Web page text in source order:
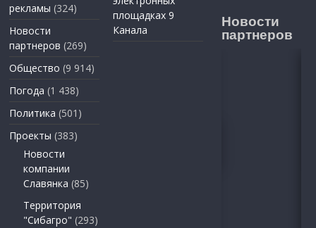
рекламы (324)
Новости
партнеров (269)
Общество (9 914)
Погода (1 438)
Политика (501)
Проекты (383)
Новости
компании
Славянка (85)
Территория
"Сибагро" (293)
площадках 9
Канала
Новости
партнеров